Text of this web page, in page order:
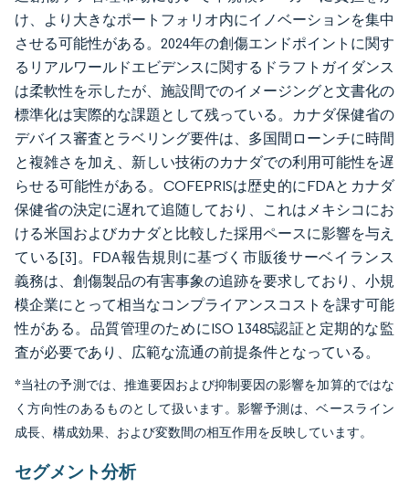
け、より大きなポートフォリオ内にイノベーションを集中
させる可能性がある。2024年の創傷エンドポイントに関す
るリアルワールドエビデンスに関するドラフトガイダンス
は柔軟性を示したが、施設間でのイメージングと文書化の
標準化は実際的な課題として残っている。カナダ保健省の
デバイス審査とラベリング要件は、多国間ローンチに時間
と複雑さを加え、新しい技術のカナダでの利用可能性を遅
らせる可能性がある。COFEPRISは歴史的にFDAとカナダ
保健省の決定に遅れて追随しており、これはメキシコにお
ける米国およびカナダと比較した採用ペースに影響を与え
ている[3]。FDA報告規則に基づく市販後サーベイランス
義務は、創傷製品の有害事象の追跡を要求しており、小規
模企業にとって相当なコンプライアンスコストを課す可能
性がある。品質管理のためにISO 13485認証と定期的な監
査が必要であり、広範な流通の前提条件となっている。
*当社の予測では、推進要因および抑制要因の影響を加算的ではな
く方向性のあるものとして扱います。影響予測は、ベースライン
成長、構成効果、および変数間の相互作用を反映しています。
セグメント分析